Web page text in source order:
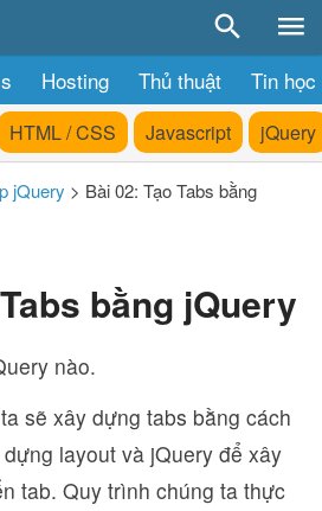
Hosting Thủ thuật Tin học
HTML / CSS Javascript jQuery
jQuery > Bài 02: Tạo Tabs bằng
bằng jQuery
nào.
sẽ xây dựng tabs bằng cách
layout và jQuery để xây
tab. Quy trình chúng ta thực